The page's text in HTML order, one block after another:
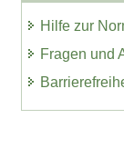
Hilfe zur
Fragen und